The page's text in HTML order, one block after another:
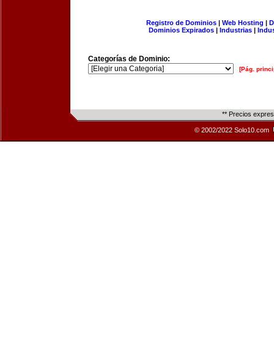
Registro de Dominios| Web Hosting |
Dominios Expirados | Industrias |
Categorías de Dominio:
[Pág.
** Precios
© 2002/2022 Solo10.com